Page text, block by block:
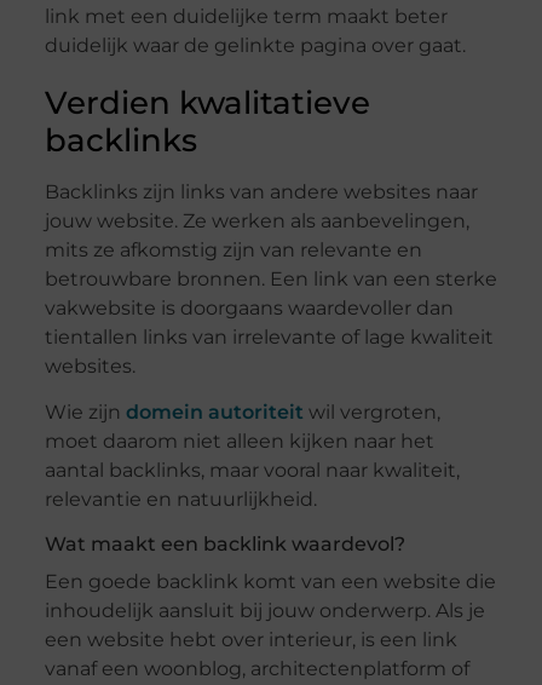
link met een duidelijke term maakt beter
duidelijk waar de gelinkte pagina over gaat.
Verdien kwalitatieve
backlinks
Backlinks zijn links van andere websites naar
jouw website. Ze werken als aanbevelingen,
mits ze afkomstig zijn van relevante en
betrouwbare bronnen. Een link van een sterke
vakwebsite is doorgaans waardevoller dan
tientallen links van irrelevante of lage kwaliteit
websites.
Wie zijn domein autoriteit wil vergroten,
moet daarom niet alleen kijken naar het
aantal backlinks, maar vooral naar kwaliteit,
relevantie en natuurlijkheid.
Wat maakt een backlink waardevol?
Een goede backlink komt van een website die
inhoudelijk aansluit bij jouw onderwerp. Als je
een website hebt over interieur, is een link
vanaf een woonblog, architectenplatform of